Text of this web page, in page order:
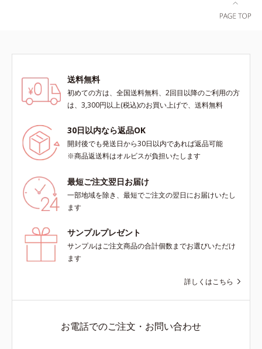
D.N.A.＝Daily New Approach*4
HSP含有酵母エキス＝保湿成分*5
送料無料
初めての方は、全国送料無料、2回目以降のご利用の方
は、3,300円以上(税込)のお買い上げで、送料無料
30日以内なら返品OK
開封後でも発送日から30日以内であれば返品可能
※商品返送料はオルビスが負担いたします
最短ご注文翌日お届け
一部地域を除き、最短でご注文の翌日にお届けいたし
ます
サンプルプレゼント
サンプルはご注文商品の合計個数までお選びいただけ
ます
詳しくはこちら
お電話でのご注文・お問い合わせ